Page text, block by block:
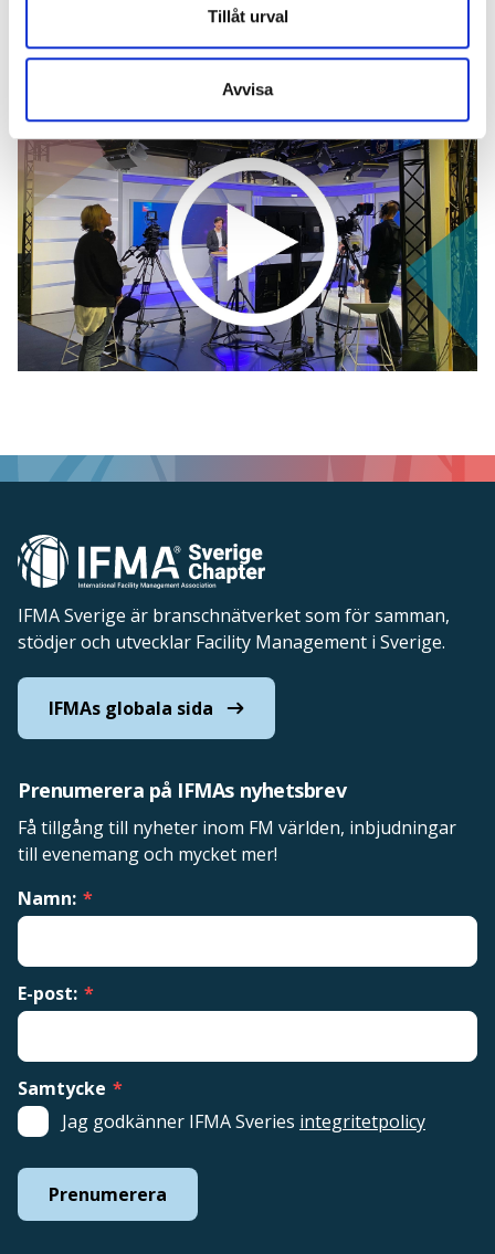
Tillåt urval
Avvisa
IFMA Sverige är branschnätverket som för samman,
stödjer och utvecklar Facility Management i Sverige.
IFMAs globala sida
Prenumerera på IFMAs nyhetsbrev
Få tillgång till nyheter inom FM världen, inbjudningar
till evenemang och mycket mer!
Namn: *
E-post: *
Samtycke *
Jag godkänner IFMA Sveries integritetpolicy
Prenumerera